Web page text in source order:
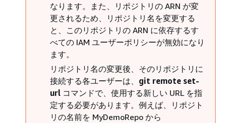
なります。また、リポジトリの ARN が変
更されるため、リポジトリ名を変更する
と、このリポジトリの ARN に依存するす
べての IAM ユーザーポリシーが無効になり
ます。
リポジトリ名の変更後、そのリポジトリに
接続する各ユーザーは、 git remote set-
url コマンドで、使用する新しい URL を指
定する必要があります。例えば、リポジト
リの名前を MyDemoRepo から